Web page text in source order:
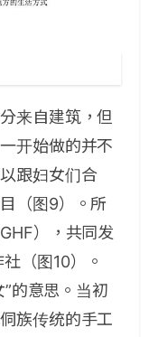
来自建筑，但
开始做的并不
跟妇女们合
（图9）。所
），共同发
（图10）。
的意思。当初
族传统的手工